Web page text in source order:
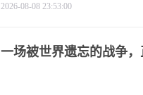
2026-08-08 23:53:00
一场被世界遗忘的战争